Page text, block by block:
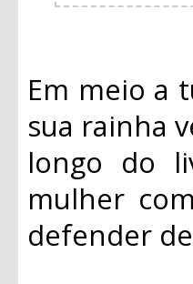
Em meio a
sua rainha
longo do
mulher
defender